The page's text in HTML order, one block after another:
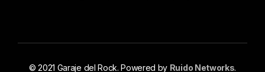
© 2021 Garaje del Rock. Powered by Ruido Networks.